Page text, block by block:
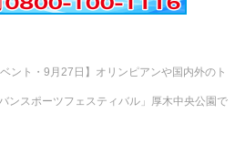
ント・9月27日】オリンピアンや国内外のト
ンスポーツフェスティバル」厚木中央公園で